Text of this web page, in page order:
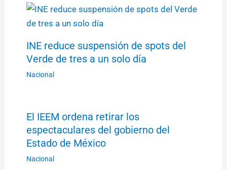
INE reduce suspensión de spots del
Verde de tres a un solo día
Nacional
El IEEM ordena retirar los
espectaculares del gobierno del
Estado de México
Nacional